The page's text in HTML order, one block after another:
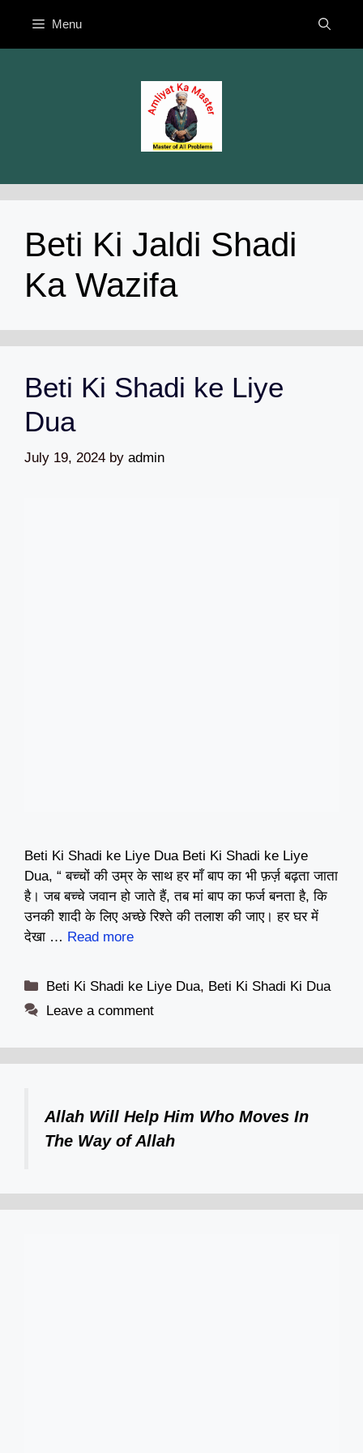
content
Menu
Beti Ki Jaldi Shadi
Ka Wazifa
Beti Ki Shadi ke Liye
Dua
July 19, 2024 by admin
Beti Ki Shadi ke Liye Dua Beti Ki Shadi ke Liye
Dua, “ बच्चों की उम्र के साथ हर माँ बाप का भी फ़र्ज़ बढ़ता जाता
है। जब बच्चे जवान हो जाते हैं, तब मां बाप का फर्ज बनता है, कि
उनकी शादी के लिए अच्छे रिश्ते की तलाश की जाए। हर घर में
देखा … Read more
Categories
Beti Ki Shadi ke Liye Dua, Beti Ki Shadi Ki Dua
Leave a comment
Allah Will Help Him Who Moves In
The Way of Allah